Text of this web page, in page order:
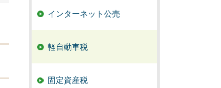
インターネット公売
軽自動車税
固定資産税